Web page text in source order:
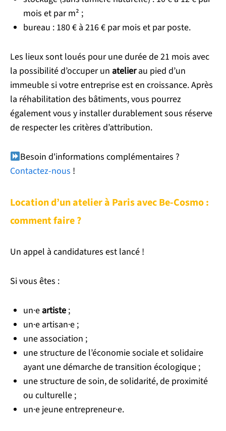
mois et par m² ;
bureau : 180 € à 216 € par mois et par poste.
Les lieux sont loués pour une durée de 21 mois avec
la possibilité d’occuper un atelierau pied d’un
immeuble si votre entreprise est en croissance. Après
la réhabilitation des bâtiments, vous pourrez
également vous y installer durablement sous réserve
de respecter les critères d’attribution.
Besoin d'informations complémentaires ?
Contactez-nous !
Location d’un atelier à Paris avec Be-Cosmo :
comment faire ?
Un appel à candidatures est lancé !
Si vous êtes :
un·e artiste;
un·e artisan·e ;
une association ;
une structure de l’économie sociale et solidaire
ayant une démarche de transition écologique ;
une structure de soin, de solidarité, de proximité
ou culturelle ;
un·e jeune entrepreneur·e.